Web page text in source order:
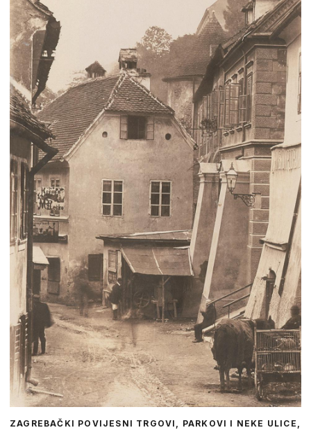
ZAGREBAČKI POVIJESNI TRGOVI, PARKOVI I NEKE ULICE,